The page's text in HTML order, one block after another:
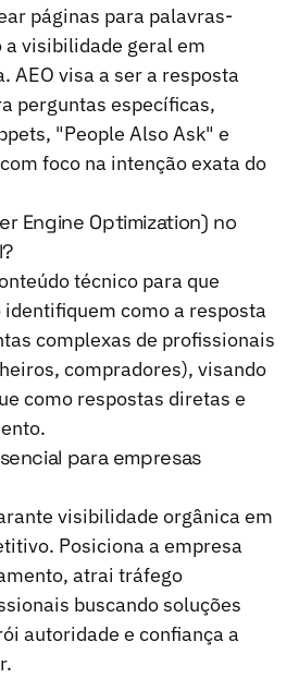
páginas para palavras-
a visibilidade geral em
AEO visa a ser a resposta
perguntas específicas,
"People Also Ask" e
foco na intenção exata do
Engine Optimization) no
técnico para que
identifiquem como a resposta
complexas de profissionais
compradores), visando
como respostas diretas e
para empresas
visibilidade orgânica em
Posiciona a empresa
atrai tráfego
buscando soluções
autoridade e confiança a